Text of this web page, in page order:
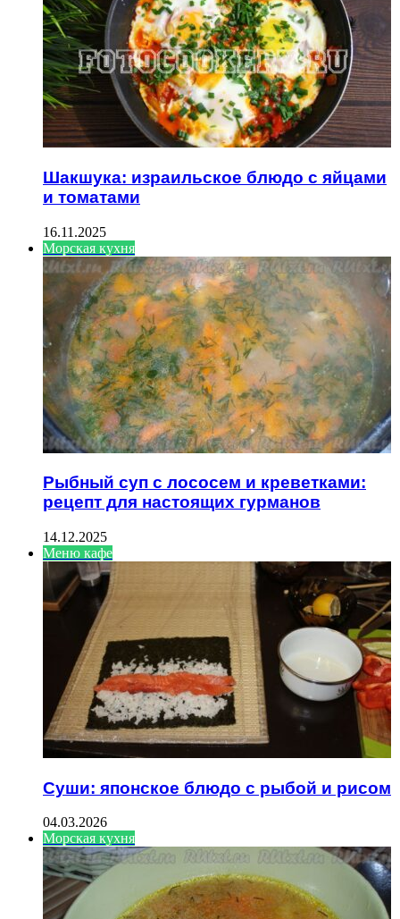
Шакшука: израильское блюдо с яйцами
и томатами
16.11.2025
Морская кухня
Рыбный суп с лососем и креветками:
рецепт для настоящих гурманов
14.12.2025
Меню кафе
Суши: японское блюдо с рыбой и рисом
04.03.2026
Морская кухня